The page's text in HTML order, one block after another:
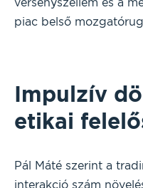
versenyszellem és a
piac belső
Impulzív
etikai
Pál Máté szerint a
interakció szám